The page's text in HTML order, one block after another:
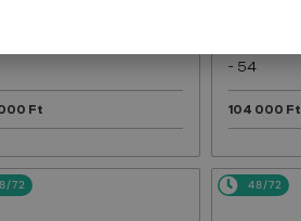
Ft
- 54
104 000 Ft
72 48/72